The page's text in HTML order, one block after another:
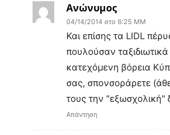
Ανώνυμος
04/14/2014 στο 6:25 ΜΜ
Και επίσης τα LIDL
πουλούσαν
κατεχόμενη βόρεια
σας, σπονσοράρετε
τους την "εξωσχολική"
Απάντηση